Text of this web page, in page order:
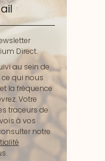
Direct.
au sein de
qui nous
la fréquence
Votre
traceurs de
à vos
notre